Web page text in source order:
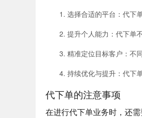
选择合适的平台 ：代下
提升个人能力 ：代下单
精准定位目标客户 ：不
持续优化与提升 ：代下
代下单的注意事项
在进行代下单业务时，还需